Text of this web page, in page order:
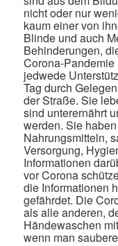
nicht oder nur
kaum einer von
Blinde und auch
Behinderungen,
Corona-
jedwede
Tag durch
der Straße. Sie
sind unterernährt
werden. Sie
Nahrungsmitteln,
Versorgung,
Informationen
vor Corona
die Informationen
gefährdet. Die
als alle anderen,
Händewaschen
wenn man